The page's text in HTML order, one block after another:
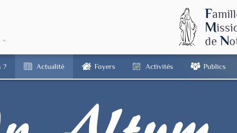
F
M
de N
? Actualité Foyers Activités Publics